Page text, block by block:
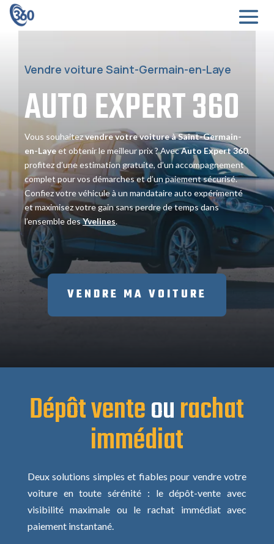
Vendre voiture Saint-Germain-en-Laye
AUTO EXPERT360
Vous souhaitezvendre votre voiture à Saint-Germain-
en-Layeet obtenir le meilleur prix ? AvecAuto Expert 360,
profitez d’une estimation gratuite, d’un accompagnement
complet pour vos démarches et d’un paiement sécurisé.
Confiez votre véhicule à un mandataire auto expérimenté
et maximisez votre gain sans perdre de temps dans
l’ensemble desYvelines.
VENDRE MA VOITURE
Dépôt venteourachat
immédiat
Deux solutions simples et fiables pour vendre votre
voiture en toute sérénité : le dépôt-vente avec
visibilité maximale ou le rachat immédiat avec
paiement instantané.